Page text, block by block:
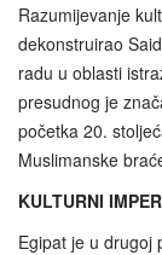
Razumijevanje
dekonstruirao
radu u oblasti
presudnog je
početka 20.
Muslimanske
KULTURNI
Egipat je u drugoj